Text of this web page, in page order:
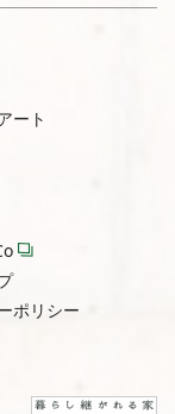
ート
ポリシー